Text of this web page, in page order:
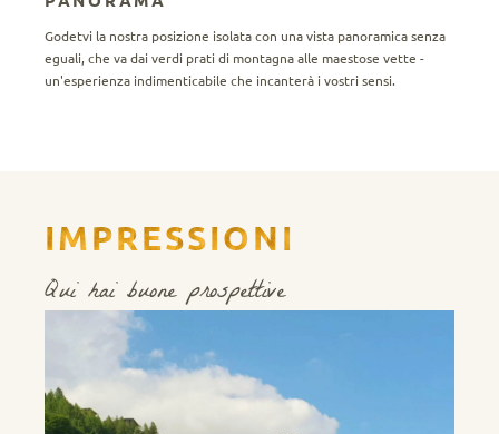
Godetvi la nostra posizione isolata con una vista panoramica senza
eguali, che va dai verdi prati di montagna alle maestose vette -
un'esperienza indimenticabile che incanterà i vostri sensi.
IMPRESSIONI
Qui hai buone prospettive